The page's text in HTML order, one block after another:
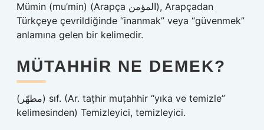
Mümin (mu’min) (Arapça المؤمن), Arapçadan
Türkçeye çevrildiğinde “inanmak” veya “güvenmek”
anlamına gelen bir kelimedir.
MÜTAHHIR NE DEMEK?
(ﻣﻄﻬّﺮ) sıf. (Ar. taṭhіr muṭahhir “yıka ve temizle”
kelimesinden) Temizleyici, temizleyici.